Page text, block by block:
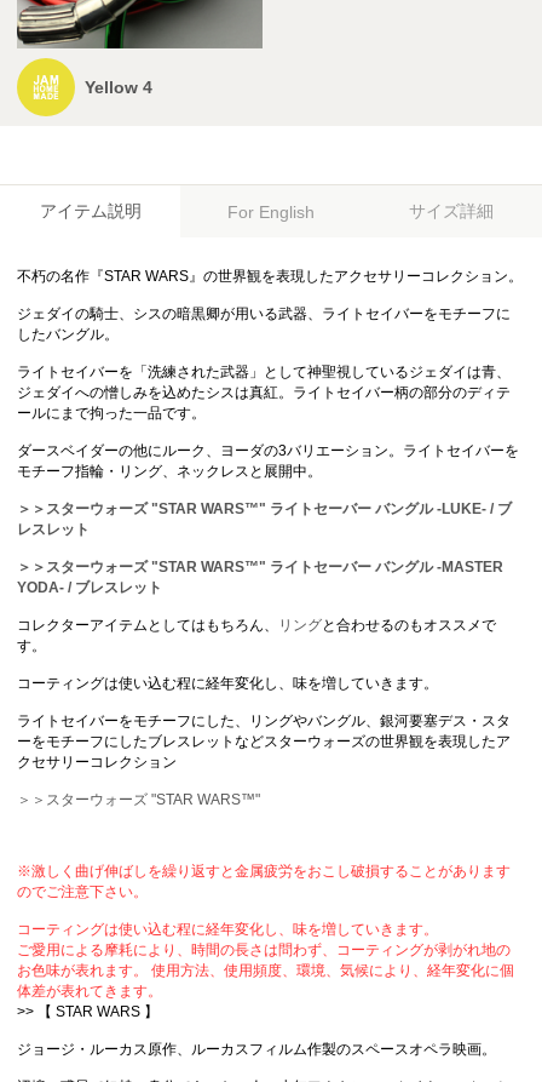
Yellow 4
アイテム説明 For English サイズ詳細
不朽の名作『STAR WARS』の世界観を表現したアクセサリーコレクション。
ジェダイの騎士、シスの暗黒卿が用いる武器、ライトセイバーをモチーフに
したバングル。
ライトセイバーを「洗練された武器」として神聖視しているジェダイは青、
ジェダイへの憎しみを込めたシスは真紅。ライトセイバー柄の部分のディテ
ールにまで拘った一品です。
ダースベイダーの他にルーク、ヨーダの3バリエーション。ライトセイバーを
モチーフ指輪・リング、ネックレスと展開中。
＞＞スターウォーズ "STAR WARS™" ライトセーバー バングル -LUKE- / ブ
レスレット
＞＞スターウォーズ "STAR WARS™" ライトセーバー バングル -MASTER
YODA- / ブレスレット
コレクターアイテムとしてはもちろん、 リングと合わせるのもオススメで
す。
コーティングは使い込む程に経年変化し、味を増していきます。
ライトセイバーをモチーフにした、リングやバングル、銀河要塞デス・スタ
ーをモチーフにしたブレスレットなどスターウォーズの世界観を表現したア
クセサリーコレクション
＞＞スターウォーズ "STAR WARS™"
※激しく曲げ伸ばしを繰り返すと金属疲労をおこし破損することがあります
のでご注意下さい。
コーティングは使い込む程に経年変化し、味を増していきます。
ご愛用による摩耗により、時間の長さは問わず、コーティングが剥がれ地の
お色味が表れます。 使用方法、使用頻度、環境、気候により、経年変化に個
体差が表れてきます。
>> 【 STAR WARS 】
ジョージ・ルーカス原作、ルーカスフィルム作製のスペースオペラ映画。